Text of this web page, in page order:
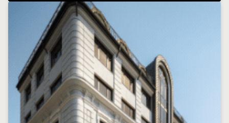
#Innovador